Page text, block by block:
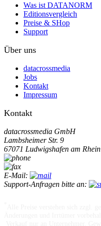
Was ist DATANORM
Editionsvergleich
Preise & SHop
Support
Über uns
datacrossmedia
Jobs
Kontakt
Impressum
Kontakt
datacrossmedia GmbH
Lambsheimer Str. 9
67071 Ludwigshafen am Rhein
E-Mail:
Support-Anfragen bitte an: